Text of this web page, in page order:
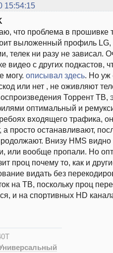
15:54:15
что проблема в прошивке
выложенный профиль LG,
телек ни разу не зависал.
видео с других подкастов,
могу. описывал здесь. Но уж
или нет , не оживляют
Торрент ТВ,
оптимальный и
входящего трафика,
просто останавливают,
Внизу HMS видно
или вообще пропали. Но
проц почему то, как и
видать без
на ТВ, поскольку проц
и на спортивных HD